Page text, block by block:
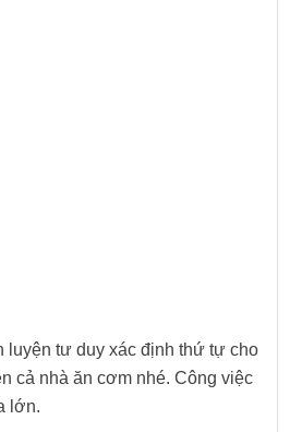
luyện tư duy xác định thứ tự cho
cả nhà ăn cơm nhé. Công việc
lớn.